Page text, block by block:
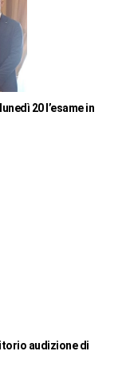
20 l’esame in
audizione di